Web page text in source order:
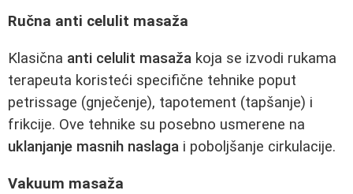
Ručna anti celulit masaža
Klasična anti celulit masaža koja se izvodi rukama
terapeuta koristeći specifične tehnike poput
petrissage (gnječenje), tapotement (tapšanje) i
frikcije. Ove tehnike su posebno usmerene na
uklanjanje masnih naslaga i poboljšanje cirkulacije.
Vakuum masaža